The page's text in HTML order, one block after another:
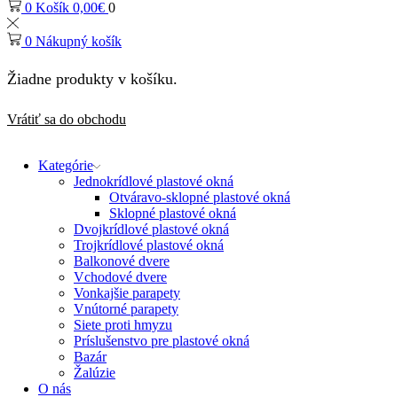
0 Košík 0,00€ 0
0 Nákupný košík
Žiadne produkty v košíku.
Vrátiť sa do obchodu
Kategórie
Jednokrídlové plastové okná
Otváravo-sklopné plastové okná
Sklopné plastové okná
Dvojkrídlové plastové okná
Trojkrídlové plastové okná
Balkonové dvere
Vchodové dvere
Vonkajšie parapety
Vnútorné parapety
Siete proti hmyzu
Príslušenstvo pre plastové okná
Bazár
Žalúzie
O nás